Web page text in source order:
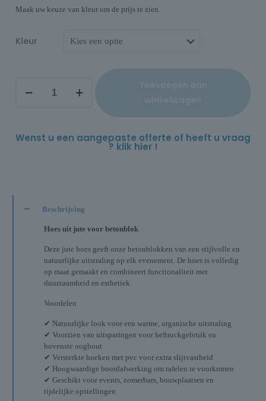
Maak uw keuze van kleur om de prijs te zien.
Kleur
Wenst u een aangepaste offerte of heeft u vraag
? klik hier !
Beschrijving
Hoes uit jute voor betonblok
Deze jute hoes geeft onze betonblokken van een stijlvolle en
natuurlijke uitstraling op elk evenement. De hoes is volledig
op maat gemaakt en combineert functionaliteit met
duurzaamheid en esthetiek.
Voordelen
✔ Natuurlijke look voor een warme, organische uitstraling
✔ Voorzien van uitsparingen voor heftruckgebruik en
bovenste oogbout
✔ Versterkte hoeken met pvc voor extra slijtvastheid
✔ Hoogwaardige boordafwerking om rafelen te voorkomen
✔ Geschikt voor events, zomerbars, bouwplaatsen en
tijdelijke opstellingen